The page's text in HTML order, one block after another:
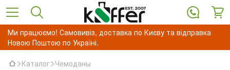
Ми працюємо! Самовивіз, доставка по Києву та відправка
Новою Поштою по Україні.
Каталог Чемоданы